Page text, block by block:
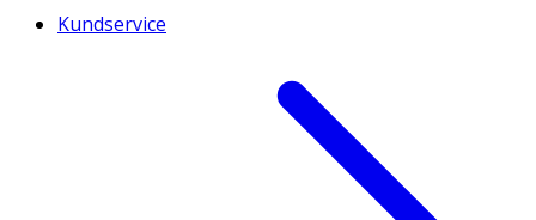
Kundservice